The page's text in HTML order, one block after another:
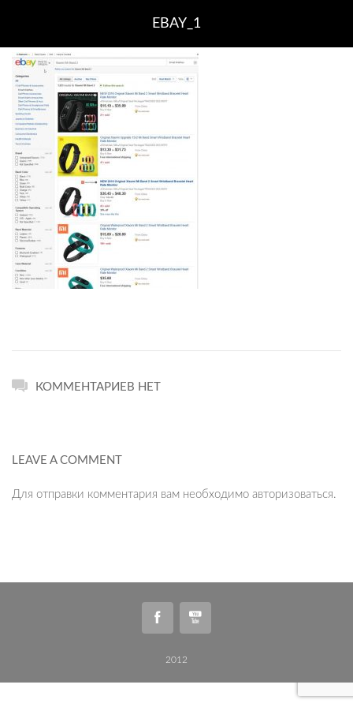
EBAY_1
КОММЕНТАРИЕВ НЕТ
LEAVE A COMMENT
Для отправки комментария вам необходимо авторизоваться.
2012